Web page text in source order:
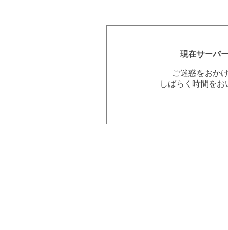
現在サーバ
ご迷惑をおか
しばらく時間を